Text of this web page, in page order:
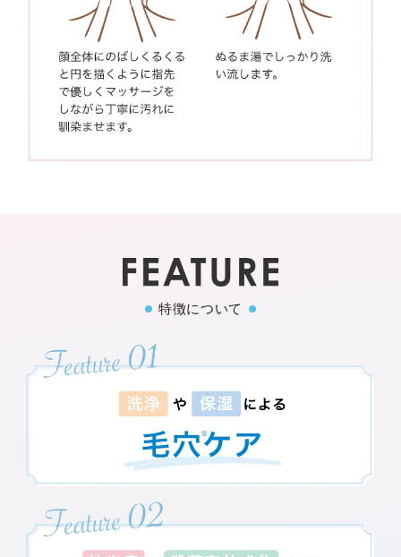
特徴について